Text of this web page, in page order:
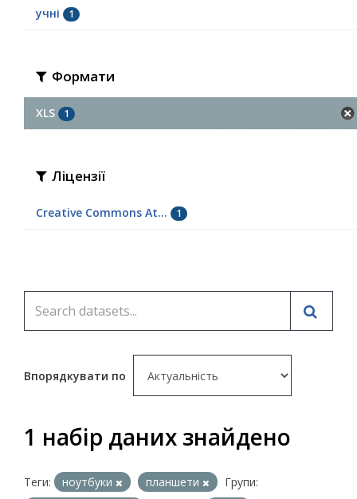
учні 1
Формати
XLS 1
Ліцензії
Creative Commons At... 1
Впорядкувати по
1 набір даних знайдено
Теги: ноутбуки планшети
Групи: